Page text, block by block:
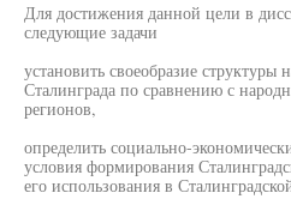
Для достижения данной цели в
следующие задачи
установить своеобразие структуры
Сталинграда по сравнению с
регионов,
определить социально-
условия формирования
его использования в